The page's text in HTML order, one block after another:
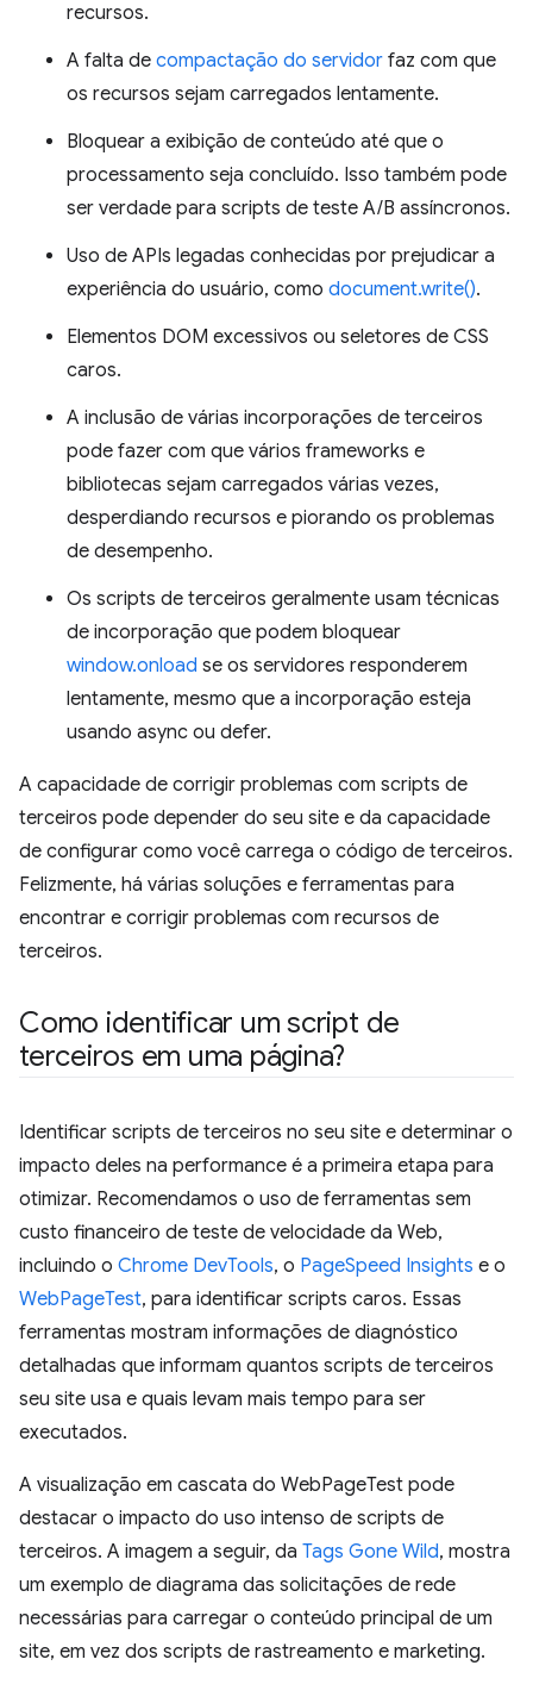
recursos.
A falta de compactação do servidor faz com que
os recursos sejam carregados lentamente.
Bloquear a exibição de conteúdo até que o
processamento seja concluído. Isso também pode
ser verdade para scripts de teste A/B assíncronos.
Uso de APIs legadas conhecidas por prejudicar a
experiência do usuário, como document.write().
Elementos DOM excessivos ou seletores de CSS
caros.
A inclusão de várias incorporações de terceiros
pode fazer com que vários frameworks e
bibliotecas sejam carregados várias vezes,
desperdiando recursos e piorando os problemas
de desempenho.
Os scripts de terceiros geralmente usam técnicas
de incorporação que podem bloquear
window.onload se os servidores responderem
lentamente, mesmo que a incorporação esteja
usando async ou defer.
A capacidade de corrigir problemas com scripts de
terceiros pode depender do seu site e da capacidade
de configurar como você carrega o código de terceiros.
Felizmente, há várias soluções e ferramentas para
encontrar e corrigir problemas com recursos de
terceiros.
Como identificar um script de
terceiros em uma página?
Identificar scripts de terceiros no seu site e determinar o
impacto deles na performance é a primeira etapa para
otimizar. Recomendamos o uso de ferramentas sem
custo financeiro de teste de velocidade da Web,
incluindo o Chrome DevTools, o PageSpeed Insights e o
WebPageTest, para identificar scripts caros. Essas
ferramentas mostram informações de diagnóstico
detalhadas que informam quantos scripts de terceiros
seu site usa e quais levam mais tempo para ser
executados.
A visualização em cascata do WebPageTest pode
destacar o impacto do uso intenso de scripts de
terceiros. A imagem a seguir, da Tags Gone Wild, mostra
um exemplo de diagrama das solicitações de rede
necessárias para carregar o conteúdo principal de um
site, em vez dos scripts de rastreamento e marketing.